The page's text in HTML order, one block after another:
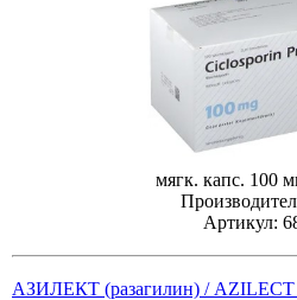
мягк. капс. 100
Артикул:
АЗИЛЕКТ (разагилин) / AZILECT